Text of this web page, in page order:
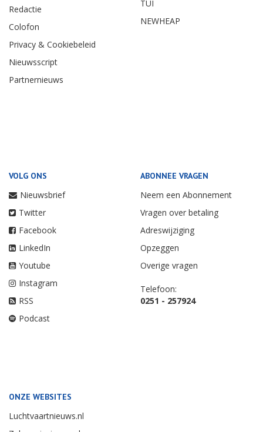
Redactie
Colofon
Privacy & Cookiebeleid
Nieuwsscript
Partnernieuws
TUI
NEWHEAP
VOLG ONS
Nieuwsbrief
Twitter
Facebook
LinkedIn
Youtube
Instagram
RSS
Podcast
ABONNEE VRAGEN
Neem een Abonnement
Vragen over betaling
Adreswijziging
Opzeggen
Overige vragen
Telefoon:
0251 - 257924
ONZE WEBSITES
Luchtvaartnieuws.nl